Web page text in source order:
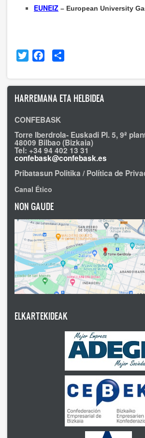
EUNEIZ – European University
Twitter Facebook
HARREMANA ETA HELBIDEA
CONFEBASK
Torre Iberdrola- Euskadi Pl. 5, 9ª
48009 Bilbao (Bizkaia)
Tel: +34 94 402 13 31
confebask@confebask.es
Pribatasun Politika / Política de
Canal Ético
NON GAUDE
ELKARTEKIDEAK